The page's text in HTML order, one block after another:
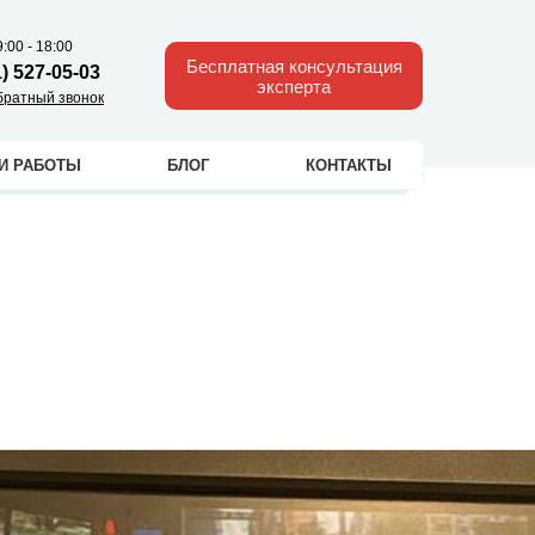
Бесплатная консультация
эксперта
- 18:00
527-05-03
звонок
РАБОТЫ КОНТАКТЫ
БЛОГ